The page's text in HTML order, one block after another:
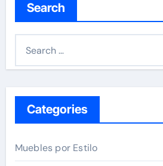
Search
h
f
o
Categories
Muebles por Estilo